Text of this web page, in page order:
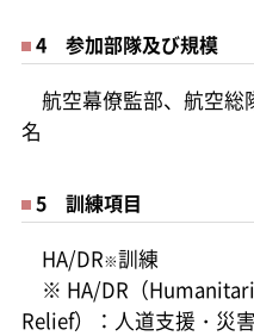
4 参加部隊及び規模
航空幕僚監部、航空総
名
5 訓練項目
HA/DR※訓練
※ HA/DR（
Relief）：人道支援・災